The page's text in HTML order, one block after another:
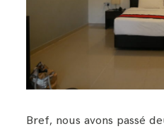
Bref, nous avons passé